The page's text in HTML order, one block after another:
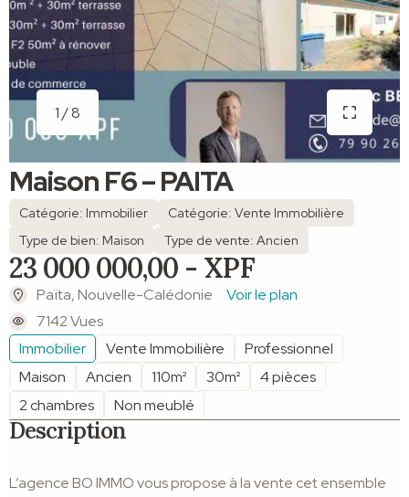
1 / 8
Maison F6 – PAITA
Catégorie: Immobilier
Catégorie: Vente Immobilière
Type de bien: Maison
Type de vente: Ancien
23 000 000,00 - XPF
Païta, Nouvelle-Calédonie
Voir le plan
7142 Vues
Immobilier
Vente Immobilière
Professionnel
Maison
Ancien 110m² 30m²
4 pièces
2 chambres
Non meublé
Description
L’agence BO IMMO vous propose à la vente cet ensemble